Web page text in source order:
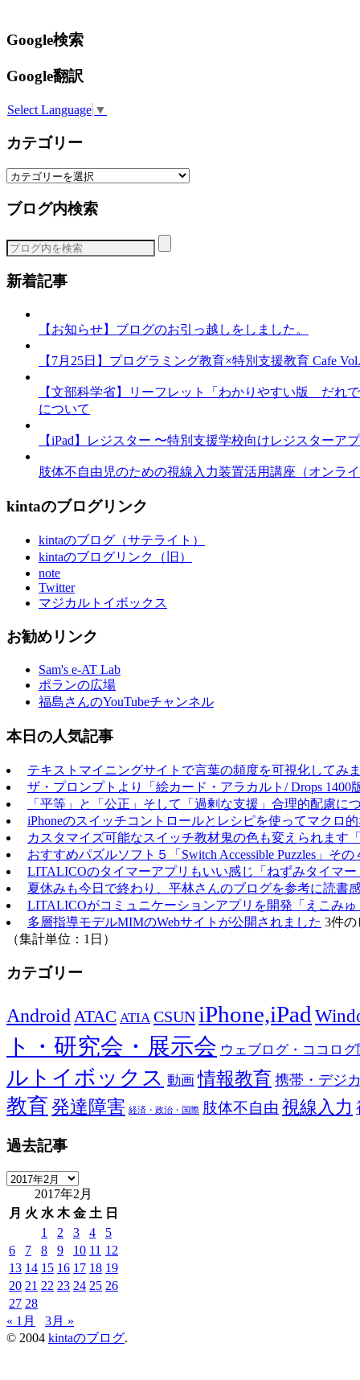
Google検索
Google翻訳
Select Language ▼
カテゴリー
カ
ゴ
ー
ブログ内検索
新着記事
【お知らせ】ブログのお引っ越しをしました。
【7月25日】プログラミング教育×特別支援教育 Cafe
【文部科学省】リーフレット「わかりやすい版 だれ
について
【iPad】レジスター 〜特別支援学校向けレジスターア
肢体不自由児のための視線入力装置活用講座（オンライ
kintaのブログリンク
kintaのブログ（サテライト）
kintaのブログリンク（旧）
note
Twitter
マジカルトイボックス
お勧めリンク
Sam's e-AT Lab
ポランの広場
福島さんのYouTubeチャンネル
本日の人気記事
テキストマイニングサイトで言葉の頻度を可視化してみま
ザ・プロンプトより「絵カード・アラカルト/ Drops 1400版
「平等」と「公正」そして「過剰な支援」合理的配慮に
iPhoneのスイッチコントロールとレシピを使ってマクロ
カスタマイズ可能なスイッチ教材鬼の色も変えられます
おすすめパズルソフト５「Switch Accessible Puzzles」その
LITALICOのタイマーアプリもいい感じ「ねずみタイマー
夏休みも今日で終わり、平林さんのブログを参考に読書
LITALICOがコミュニケーションアプリを開発「えこみゅ
多層指導モデルMIMのWebサイトが公開されました 3件の
（集計単位：1日）
カテゴリー
Android ATAC ATIA CSUN iPhone,iPad
ト・研究会・展示会 ウェブログ・ココログ
ルトイボックス 動画 情報教育 携帯・デジ
教育発達障害 経済・政治・国際 肢体不自由 視線入力
過去記事
過
記
2017年2月
月 火 水 木 金 土 日
1
2 3 4
5
6
7 8 9 10 11 12
13 14 15 16 17 18 19
20 21 22 23 24 25 26
27 28
« 1月
3月 »
© 2004 kintaのブログ.